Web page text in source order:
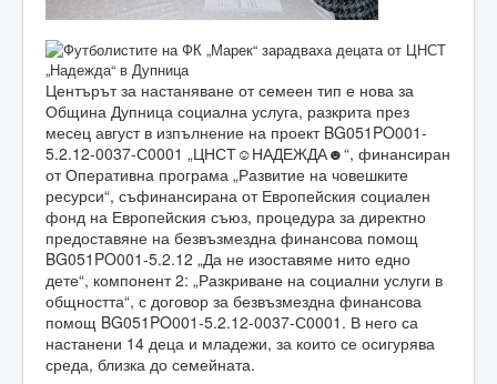
Центърът за настаняване от семеен тип е нова за
Община Дупница социална услуга, разкрита през
месец август в изпълнение на проект BG051PO001-
5.2.12-0037-С0001 „ЦНСТ☺НАДЕЖДА☻“, финансиран
от Оперативна програма „Развитие на човешките
ресурси“, съфинансирана от Европейския социален
фонд на Европейския съюз, процедура за директно
предоставяне на безвъзмездна финансова помощ
BG051PO001-5.2.12 „Да не изоставяме нито едно
дете“, компонент 2: „Разкриване на социални услуги в
общността“, с договор за безвъзмездна финансова
помощ BG051PO001-5.2.12-0037-С0001. В него са
настанени 14 деца и младежи, за които се осигурява
среда, близка до семейната.